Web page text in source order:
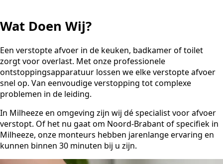
Wat Doen Wij?
Een verstopte afvoer in de keuken, badkamer of toilet
zorgt voor overlast. Met onze professionele
ontstoppingsapparatuur lossen we elke verstopte afvoer
snel op. Van eenvoudige verstopping tot complexe
problemen in de leiding.
In Milheeze en omgeving zijn wij dé specialist voor afvoer
verstopt. Of het nu gaat om Noord-Brabant of specifiek in
Milheeze, onze monteurs hebben jarenlange ervaring en
kunnen binnen 30 minuten bij u zijn.